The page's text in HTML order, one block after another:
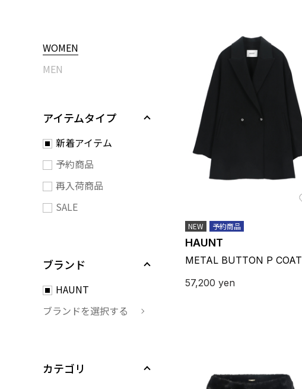
WOMEN
MEN
アイテムタイプ
新着アイテム
予約商品
再入荷商品
SALE
ブランド
HAUNT
ブランドを選択する
カテゴリ
NEW 予約商品
HAUNT
METAL BUTTON P COAT
57,200 yen